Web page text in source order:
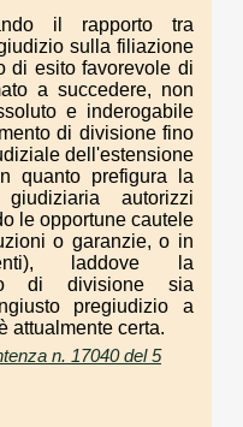
il rapporto tra
sulla filiazione
di esito favorevole di
a succedere, non
e inderogabile
di divisione fino
dell'estensione
quanto prefigura la
autorizzi
le opportune cautele
o garanzie, o in
laddove la
di divisione sia
pregiudizio a
attualmente certa.
n. 17040 del 5